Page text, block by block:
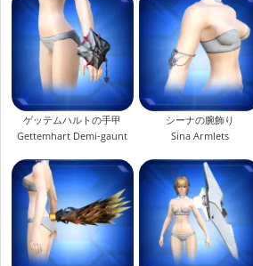
ゲッテムハルトの手甲
Gettemhart Demi-gaunt
シーナの腕飾り
Sina Armlets